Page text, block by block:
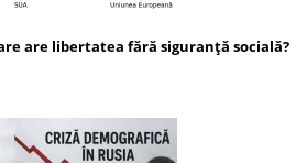
are libertatea fără siguranță socială?